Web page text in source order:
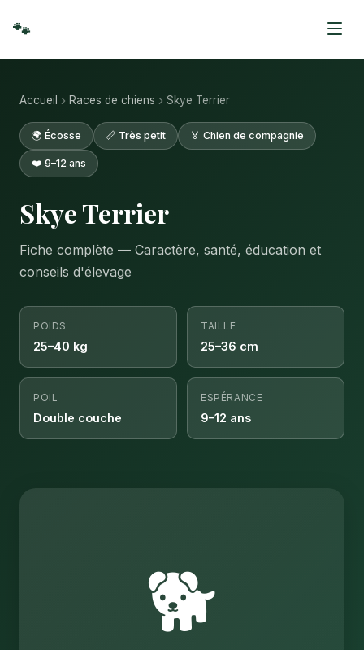
🐾
Accueil Races de chiens Skye Terrier
🌍 Écosse 📏 Très petit 🏅 Chien de compagnie
❤️ 9–12 ans
Skye Terrier
Fiche complète — Caractère, santé, éducation et
conseils d'élevage
POIDS
25–40 kg
TAILLE
25–36 cm
POIL
Double couche
ESPÉRANCE
9–12 ans
🐕